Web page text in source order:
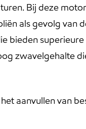
Bij deze
als gevolg van
bieden
zwavelgehalte
aanvullen van